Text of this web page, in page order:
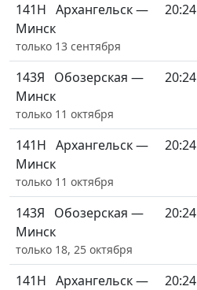
141Н Архангельск —
Минск
только 13 сентября
20:24
143Я
Обозерская —
Минск
только 11 октября
20:24
141Н Архангельск —
Минск
только 11 октября
20:24
143Я
Обозерская —
Минск
только 18, 25 октября
20:24
141Н Архангельск —
20:24